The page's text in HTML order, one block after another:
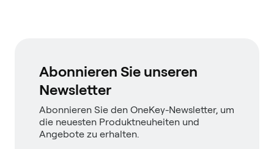
Abonnieren Sie unseren
Newsletter
Abonnieren Sie den OneKey-Newsletter, um
die neuesten Produktneuheiten und
Angebote zu erhalten.